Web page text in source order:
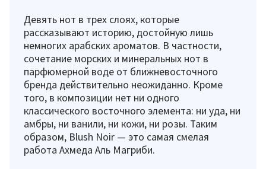
Девять нот в трех слоях, которые
рассказывают историю, достойную лишь
немногих арабских ароматов. В частности,
сочетание морских и минеральных нот в
парфюмерной воде от ближневосточного
бренда действительно неожиданно. Кроме
того, в композиции нет ни одного
классического восточного элемента: ни уда, ни
амбры, ни ванили, ни кожи, ни розы. Таким
образом, Blush Noir — это самая смелая
работа Ахмеда Аль Магриби.